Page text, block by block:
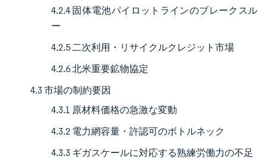
4.2.4 固体電池パイロットラインのブレークスル
ー
4.2.5 二次利用・リサイクルクレジット市場
4.2.6 北米重要鉱物協定
4.3 市場の制約要因
4.3.1 原材料価格の急激な変動
4.3.2 電力網容量・許認可のボトルネック
4.3.3 ギガスケールに対応する熟練労働力の不足